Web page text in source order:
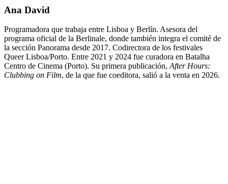
Ana David
Programadora que trabaja entre Lisboa y Berlín. Asesora del
programa oficial de la Berlinale, donde también integra el comité de
la sección Panorama desde 2017. Codirectora de los festivales
Queer Lisboa/Porto. Entre 2021 y 2024 fue curadora en Batalha
Centro de Cinema (Porto). Su primera publicación, After Hours:
Clubbing on Film, de la que fue coeditora, salió a la venta en 2026.